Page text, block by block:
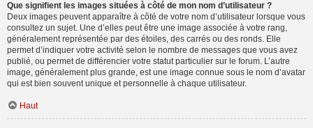
Que signifient les images situées à côté de mon nom d’utilisateur ?
Deux images peuvent apparaître à côté de votre nom d’utilisateur lorsque vous
consultez un sujet. Une d’elles peut être une image associée à votre rang,
généralement représentée par des étoiles, des carrés ou des ronds. Elle
permet d’indiquer votre activité selon le nombre de messages que vous avez
publié, ou permet de différencier votre statut particulier sur le forum. L’autre
image, généralement plus grande, est une image connue sous le nom d’avatar
qui est bien souvent unique et personnelle à chaque utilisateur.
Haut